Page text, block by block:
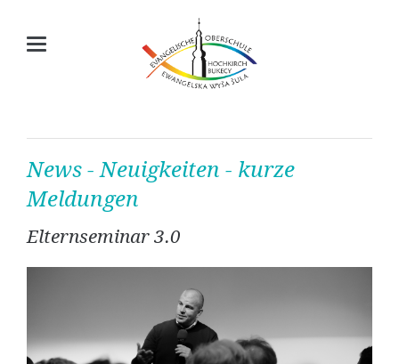
News - Neuigkeiten - kurze
Meldungen
Elternseminar 3.0